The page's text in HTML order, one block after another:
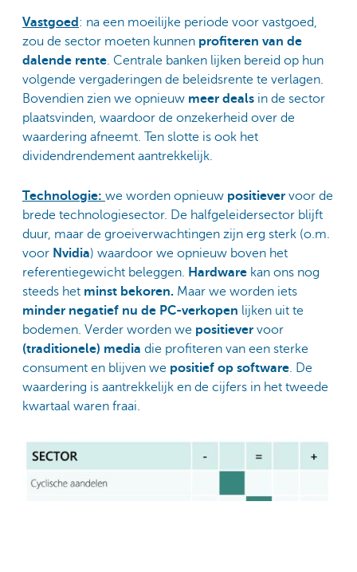
Vastgoed : na een moeilijke periode voor vastgoed,
zou de sector moeten kunnen profiteren van de
dalende rente. Centrale banken lijken bereid op hun
volgende vergaderingen de beleidsrente te verlagen.
Bovendien zien we opnieuw meer deals in de sector
plaatsvinden, waardoor de onzekerheid over de
waardering afneemt. Ten slotte is ook het
dividendrendement aantrekkelijk.
Technologie: we worden opnieuw positiever voor de
brede technologiesector. De halfgeleidersector blijft
duur, maar de groeiverwachtingen zijn erg sterk (o.m.
voor Nvidia) waardoor we opnieuw boven het
referentiegewicht beleggen. Hardware kan ons nog
steeds het minst bekoren. Maar we worden iets
minder negatief nu de PC-verkopen lijken uit te
bodemen. Verder worden we positiever voor
(traditionele) media die profiteren van een sterke
consument en blijven we positief op software. De
waardering is aantrekkelijk en de cijfers in het tweede
kwartaal waren fraai.